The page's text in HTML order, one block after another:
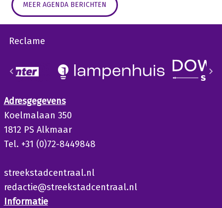
MEER AGENDA BERICHTEN
Reclame
Adresgegevens
Koelmalaan 350
1812 PS Alkmaar
Tel. +31 (0)72-8449848
streekstadcentraal.nl
redactie@streekstadcentraal.nl
Informatie